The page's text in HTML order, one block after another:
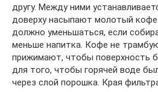
другу. Между ними
доверху насыпают молотый
должно уменьшаться, если
меньше напитка. Кофе не
прижимают, чтобы поверхность
для того, чтобы горячей воде
через слой порошка. Края